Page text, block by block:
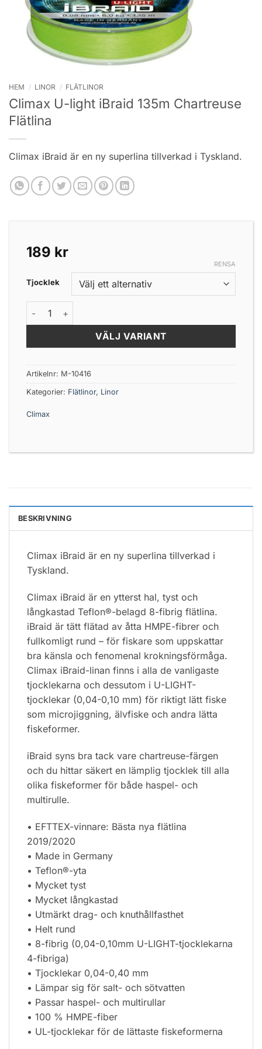
HEM / LINOR / FLÄTLINOR
Climax U-light iBraid 135m Chartreuse
Flätlina
Climax iBraid är en ny superlina tillverkad i Tyskland.
189 kr
Tjocklek
RENSA
Climax U-light iBraid 135m Chartreuse Flätlina mängd
VÄLJ VARIANT
Artikelnr: M-10416
Kategorier: Flätlinor, Linor
Climax
BESKRIVNING
Climax iBraid är en ny superlina tillverkad i
Tyskland.
Climax iBraid är en ytterst hal, tyst och
långkastad Teflon®-belagd 8-fibrig flätlina.
iBraid är tätt flätad av åtta HMPE-fibrer och
fullkomligt rund – för fiskare som uppskattar
bra känsla och fenomenal krokningsförmåga.
Climax iBraid-linan finns i alla de vanligaste
tjocklekarna och dessutom i U-LIGHT-
tjocklekar (0,04-0,10 mm) för riktigt lätt fiske
som microjiggning, älvfiske och andra lätta
fiskeformer.
iBraid syns bra tack vare chartreuse-färgen
och du hittar säkert en lämplig tjocklek till alla
olika fiskeformer för både haspel- och
multirulle.
• EFTTEX-vinnare: Bästa nya flätlina
2019/2020
• Made in Germany
• Teflon®-yta
• Mycket tyst
• Mycket långkastad
• Utmärkt drag- och knuthållfasthet
• Helt rund
• 8-fibrig (0,04-0,10mm U-LIGHT-tjocklekarna
4-fibriga)
• Tjocklekar 0,04-0,40 mm
• Lämpar sig för salt- och sötvatten
• Passar haspel- och multirullar
• 100 % HMPE-fiber
• UL-tjocklekar för de lättaste fiskeformerna